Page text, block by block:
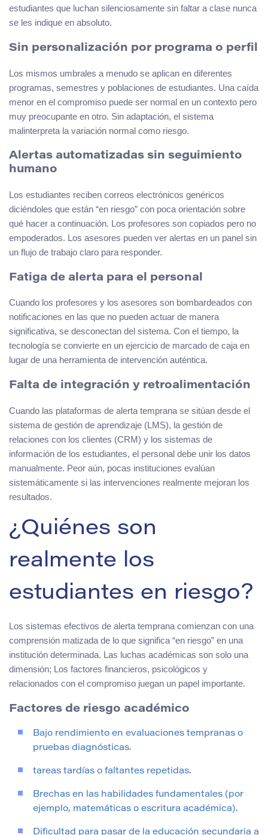
estudiantes que luchan silenciosamente sin faltar a clase nunca
se les indique en absoluto.
Sin personalización por programa o perfil
Los mismos umbrales a menudo se aplican en diferentes
programas, semestres y poblaciones de estudiantes. Una caída
menor en el compromiso puede ser normal en un contexto pero
muy preocupante en otro. Sin adaptación, el sistema
malinterpreta la variación normal como riesgo.
Alertas automatizadas sin seguimiento
humano
Los estudiantes reciben correos electrónicos genéricos
diciéndoles que están “en riesgo” con poca orientación sobre
qué hacer a continuación. Los profesores son copiados pero no
empoderados. Los asesores pueden ver alertas en un panel sin
un flujo de trabajo claro para responder.
Fatiga de alerta para el personal
Cuando los profesores y los asesores son bombardeados con
notificaciones en las que no pueden actuar de manera
significativa, se desconectan del sistema. Con el tiempo, la
tecnología se convierte en un ejercicio de marcado de caja en
lugar de una herramienta de intervención auténtica.
Falta de integración y retroalimentación
Cuando las plataformas de alerta temprana se sitúan desde el
sistema de gestión de aprendizaje (LMS), la gestión de
relaciones con los clientes (CRM) y los sistemas de
información de los estudiantes, el personal debe unir los datos
manualmente. Peor aún, pocas instituciones evalúan
sistemáticamente si las intervenciones realmente mejoran los
resultados.
¿Quiénes son
realmente los
estudiantes en riesgo?
Los sistemas efectivos de alerta temprana comienzan con una
comprensión matizada de lo que significa “en riesgo” en una
institución determinada. Las luchas académicas son solo una
dimensión; Los factores financieros, psicológicos y
relacionados con el compromiso juegan un papel importante.
Factores de riesgo académico
Bajo rendimiento en evaluaciones tempranas o
pruebas diagnósticas.
tareas tardías o faltantes repetidas.
Brechas en las habilidades fundamentales (por
ejemplo, matemáticas o escritura académica).
Dificultad para pasar de la educación secundaria a